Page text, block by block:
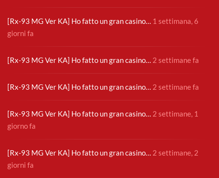
[Rx-93 MG Ver KA] Ho fatto un gran casino…
1 settimana, 6
giorni fa
[Rx-93 MG Ver KA] Ho fatto un gran casino… 2 settimane fa
[Rx-93 MG Ver KA] Ho fatto un gran casino… 2 settimane fa
[Rx-93 MG Ver KA] Ho fatto un gran casino…
2 settimane, 1
giorno fa
[Rx-93 MG Ver KA] Ho fatto un gran casino…
2 settimane, 2
giorni fa